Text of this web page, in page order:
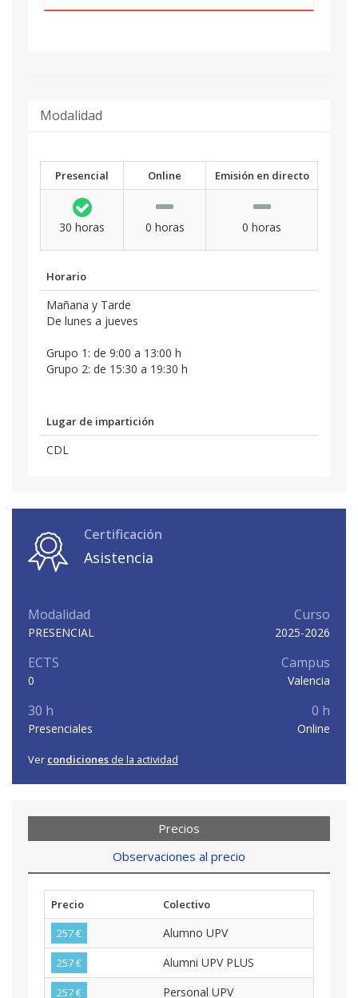
Modalidad
Presencial Online Emisión en directo
30 horas 0 horas 0 horas
Horario
Mañana y Tarde
De lunes a jueves
Grupo 1: de 9:00 a 13:00 h
Grupo 2: de 15:30 a 19:30 h
Lugar de impartición
CDL
Certificación
Asistencia
Modalidad
PRESENCIAL
Curso
2025-2026
ECTS
0
Campus
Valencia
30 h
Presenciales
0 h
Online
Ver condiciones de la actividad
Precios
Observaciones al precio
Precio
Colectivo
257 €
Alumno UPV
257 € Alumni UPV PLUS
257 € Personal UPV